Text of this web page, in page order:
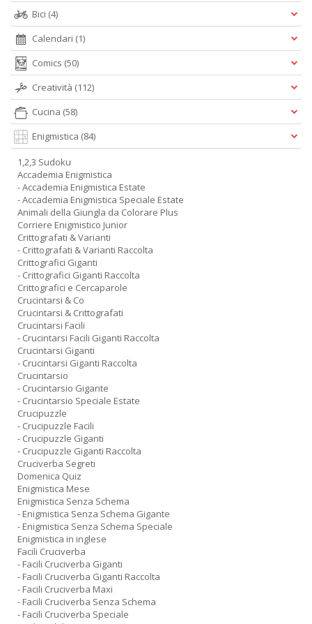
Bici (4)
Calendari (1)
Comics (50)
Creatività (112)
Cucina (58)
Enigmistica (84)
1,2,3 Sudoku
Accademia Enigmistica
- Accademia Enigmistica Estate
- Accademia Enigmistica Speciale Estate
Animali della Giungla da Colorare Plus
Corriere Enigmistico Junior
Crittografati & Varianti
- Crittografati & Varianti Raccolta
Crittografici Giganti
- Crittografici Giganti Raccolta
Crittografici e Cercaparole
Crucintarsi & Co
Crucintarsi & Crittografati
Crucintarsi Facili
- Crucintarsi Facili Giganti Raccolta
Crucintarsi Giganti
- Crucintarsi Giganti Raccolta
Crucintarsio
- Crucintarsio Gigante
- Crucintarsio Speciale Estate
Crucipuzzle
- Crucipuzzle Facili
- Crucipuzzle Giganti
- Crucipuzzle Giganti Raccolta
Cruciverba Segreti
Domenica Quiz
Enigmistica Mese
Enigmistica Senza Schema
- Enigmistica Senza Schema Gigante
- Enigmistica Senza Schema Speciale
Enigmistica in inglese
Facili Cruciverba
- Facili Cruciverba Giganti
- Facili Cruciverba Giganti Raccolta
- Facili Cruciverba Maxi
- Facili Cruciverba Senza Schema
- Facili Cruciverba Speciale